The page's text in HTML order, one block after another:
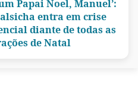
um Papai Noel, Manuel’:
entra em crise
diante de todas as
de Natal